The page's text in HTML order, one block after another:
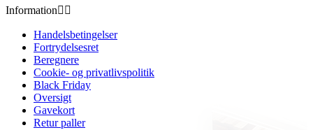
Information 
Handelsbetingelser
Fortrydelsesret
Beregnere
Cookie- og privatlivspolitik
Black Friday
Oversigt
Gavekort
Retur paller